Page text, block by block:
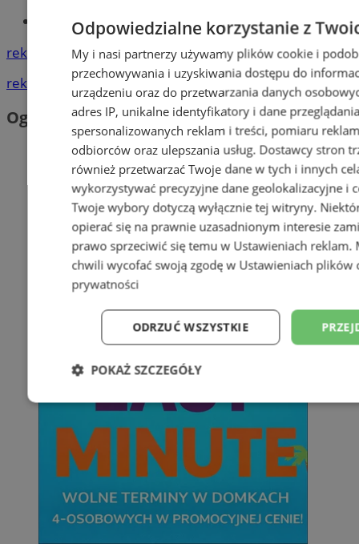
Tworzenie stron www - Orzesze
reklama
reklama
Ogłoszenia
Odpowiedzialne korzystanie z
My i nasi partnerzy używamy plików cookie i
przechowywania i uzyskiwania dostępu do
urządzeniu oraz do przetwarzania danych
adres IP, unikalne identyfikatory i dane
spersonalizowanych reklam i treści, pomiaru
odbiorców oraz ulepszania usług. Dostawcy stron
również przetwarzać Twoje dane w tych i innych
wykorzystywać precyzyjne dane geolokalizacyjne i
Twoje wybory dotyczą wyłącznie tej witryny.
opierać się na prawnie uzasadnionym interesie
prawo sprzeciwić się temu w Ustawieniach reklam.
chwili wycofać swoją zgodę w Ustawieniach plików
prywatności
ODRZUĆ WSZYSTKIE
POKAŻ SZCZEGÓŁY
Niezbędne Wydajność
Niesklasyfikowane